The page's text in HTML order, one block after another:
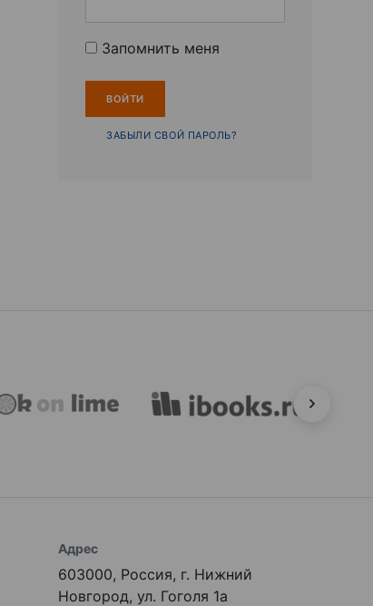
Запомнить меня
ЗАБЫЛИ СВОЙ ПАРОЛЬ?
Адрес
603000, Россия, г. Нижний
Новгород, ул. Гоголя 1а